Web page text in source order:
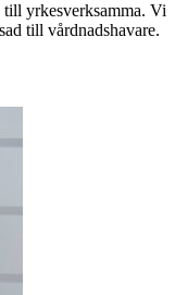
yrkesverksamma. Vi
till vårdnadshavare.